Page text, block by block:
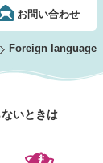
お問い合わせ
Foreign language
いときは